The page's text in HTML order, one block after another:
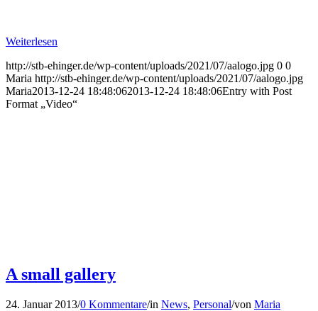
Weiterlesen
http://stb-ehinger.de/wp-content/uploads/2021/07/aalogo.jpg 0 0
Maria http://stb-ehinger.de/wp-content/uploads/2021/07/aalogo.jpg
Maria2013-12-24 18:48:062013-12-24 18:48:06Entry with Post
Format „Video“
A small gallery
24. Januar 2013/0 Kommentare/in News, Personal/von Maria